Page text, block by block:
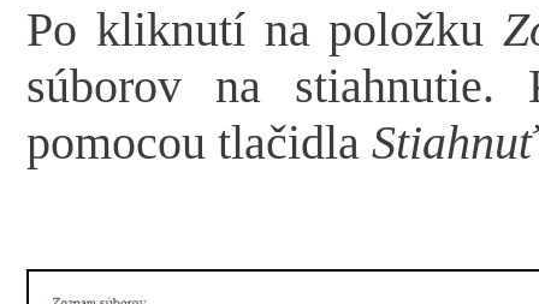
Po kliknutí na položku
súborov na
pomocou tlačidla Stiahnuť